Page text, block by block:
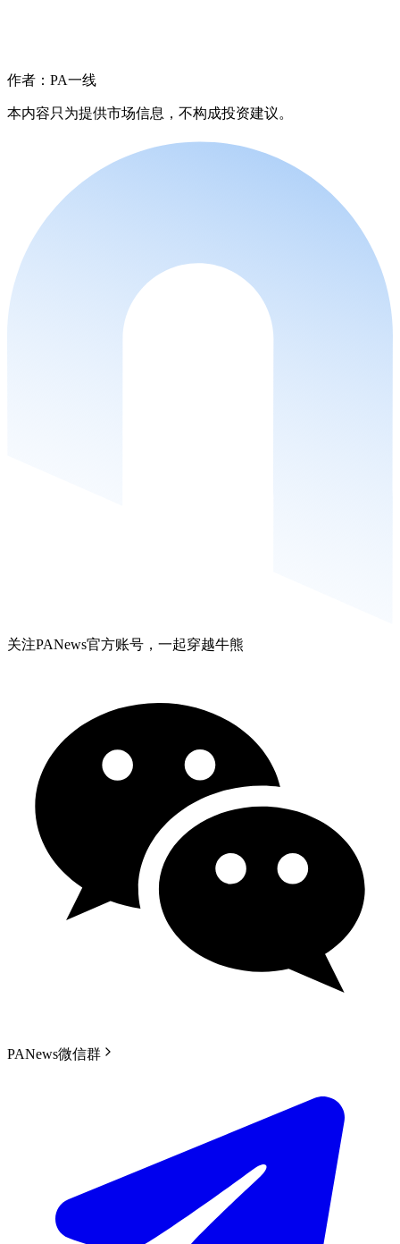
作者：PA一线
本内容只为提供市场信息，不构成投资建议。
关注PANews官方账号，一起穿越牛熊
PANews微信群